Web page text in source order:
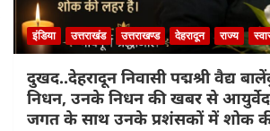
इंडिया उत्तराखंड उत्तराखण्ड देहरादून राज्य
दुखद..देहरादून निवासी पद्मश्री वैद्य
निधन, उनके निधन की खबर से
जगत के साथ उनके प्रशंसकों में शोक